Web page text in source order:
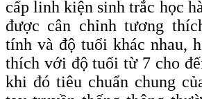
cấp linh kiện sinh trắc học
được cân chỉnh tương
tính và độ tuổi khác nhau,
thích với độ tuổi từ 7 cho
khi đó tiêu chuẩn chung